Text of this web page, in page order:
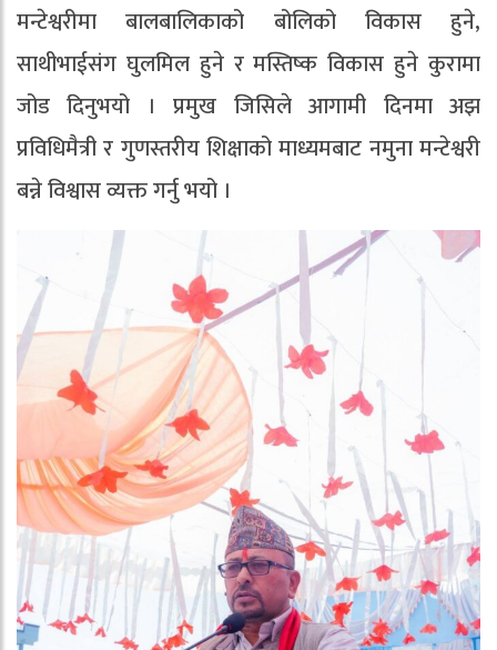
मन्टेश्वरीमा बालबालिकाको बोलिको विकास हुने,
साथीभाईसंग घुलमिल हुने र मस्तिष्क विकास हुने कुरामा
जोड दिनुभयो । प्रमुख जिसिले आगामी दिनमा अझ
प्रविधिमैत्री र गुणस्तरीय शिक्षाको माध्यमबाट नमुना मन्टेश्वरी
बन्ने विश्वास व्यक्त गर्नु भयो ।